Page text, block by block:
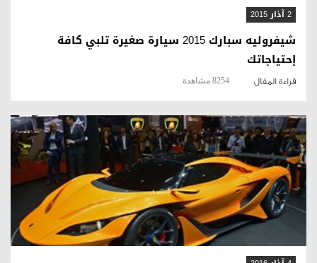
2 آذار 2015
شيفروليه سبارك 2015 سيارة صغيرة تلبي كافة
إحتياجاتك
قراءة المقال 8254 مشاهدة
قراءة المقال